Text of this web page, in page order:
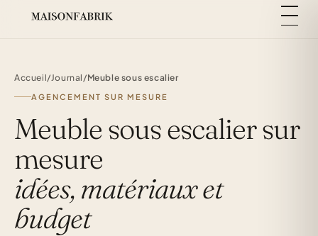
Accueil/Journal /Meuble sous escalier
AGENCEMENT SUR MESURE
Meuble sous escalier sur
mesure
idées, matériaux et
budget